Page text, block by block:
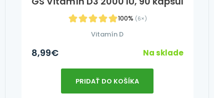
100% (6×)
Vitamín D
8,99€ Na sklade
PRIDAŤ DO KOŠÍKA